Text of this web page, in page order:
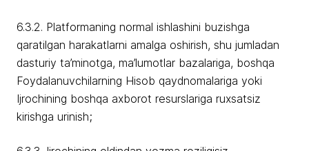
6.3.2. Platformaning normal ishlashini buzishga
qaratilgan harakatlarni amalga oshirish, shu jumladan
dasturiy ta’minotga, ma’lumotlar bazalariga, boshqa
Foydalanuvchilarning Hisob qaydnomalariga yoki
Ijrochining boshqa axborot resurslariga ruxsatsiz
kirishga urinish;